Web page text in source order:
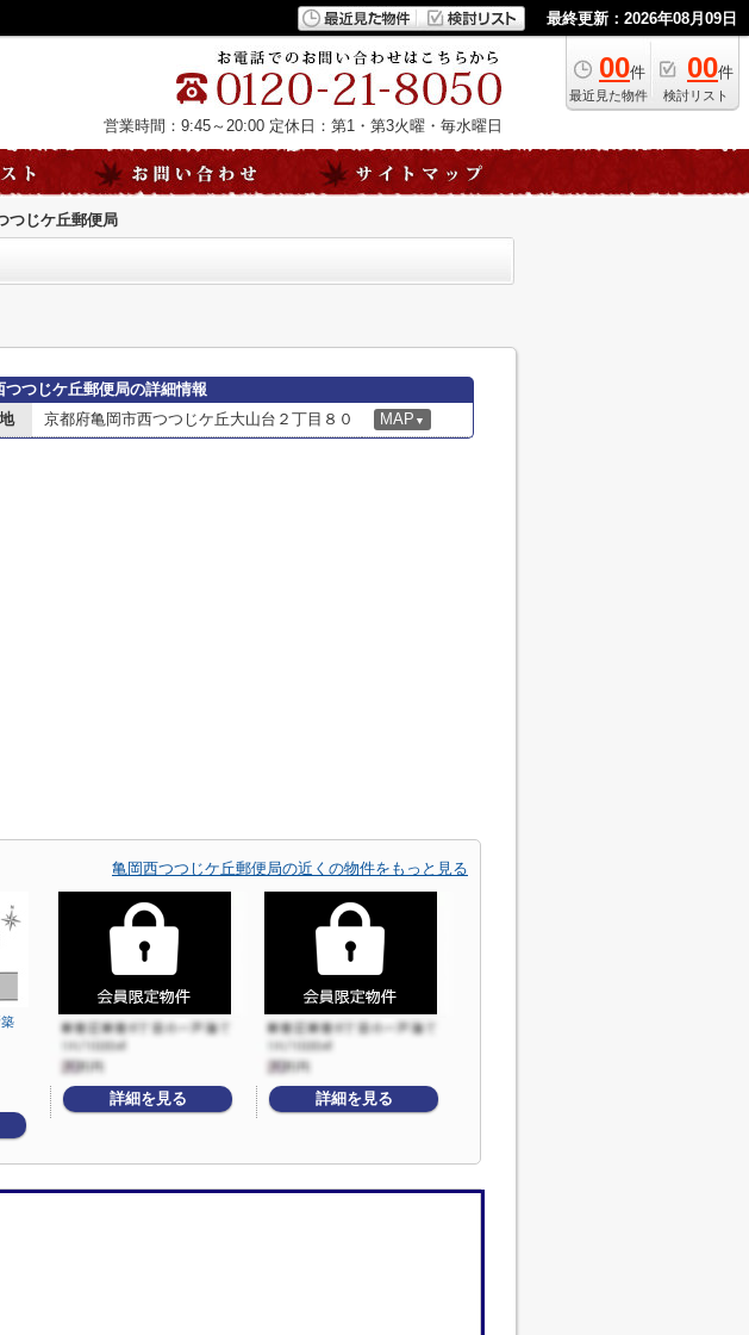
最終更新：2026年08月09日
00件
最近見た物件
00件
検討リスト
営業時間：9:45～20:00 定休日：第1・第3火曜・毎水曜日
つじケ丘郵便局
つつじケ丘郵便局の詳細情報
京都府亀岡市西つつじケ丘大山台２丁目８０ MAP ▼
亀岡西つつじケ丘郵便局の近くの物件をもっと見る
詳細を見る 詳細を見る